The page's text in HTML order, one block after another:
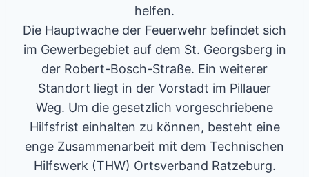
helfen.
Die Hauptwache der Feuerwehr befindet sich
im Gewerbegebiet auf dem St. Georgsberg in
der Robert-Bosch-Straße. Ein weiterer
Standort liegt in der Vorstadt im Pillauer
Weg. Um die gesetzlich vorgeschriebene
Hilfsfrist einhalten zu können, besteht eine
enge Zusammenarbeit mit dem Technischen
Hilfswerk (THW) Ortsverband Ratzeburg.